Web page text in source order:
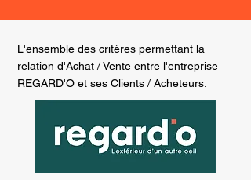
L'ensemble des critères permettant la
relation d'Achat / Vente entre l'entreprise
REGARD'O et ses Clients / Acheteurs.